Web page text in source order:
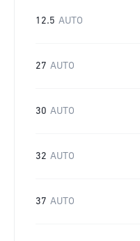
12.5 AUTO
27 AUTO
30 AUTO
32 AUTO
37 AUTO